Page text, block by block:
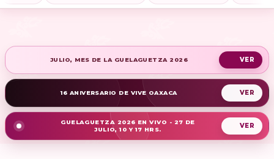
JULIO, MES DE LA GUELAGUETZA 2026
16 ANIVERSARIO DE VIVE OAXACA
GUELAGUETZA 2026 EN VIVO - 27 DE
JULIO, 10 Y 17 HRS.